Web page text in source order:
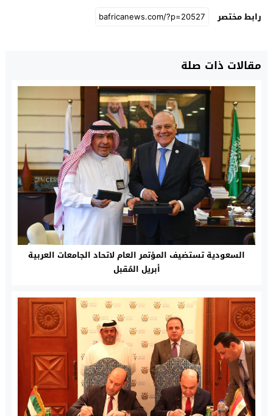
رابط مختصر
مقالات ذات صلة
السعودية تستضيف المؤتمر العام لاتحاد الجامعات العربية
أبريل المُقبل